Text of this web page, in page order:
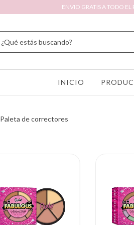
ENVIO GRATIS A TODO
INICIO
Paleta de correctores